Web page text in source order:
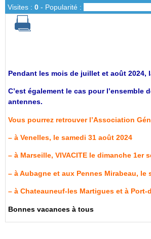
Visites : 0 - Popularité :
Pendant les mois de juillet et août 2024,
C’est également le cas pour
antennes.
Vous pourrez retrouver l’Association
– à Venelles, le samedi 31 août 2024
– à Marseille, VIVACITE le dimanche 1er
– à Aubagne et aux Pennes Mirabeau, le
– à Chateauneuf-les Martigues et à
Bonnes vacances à tous